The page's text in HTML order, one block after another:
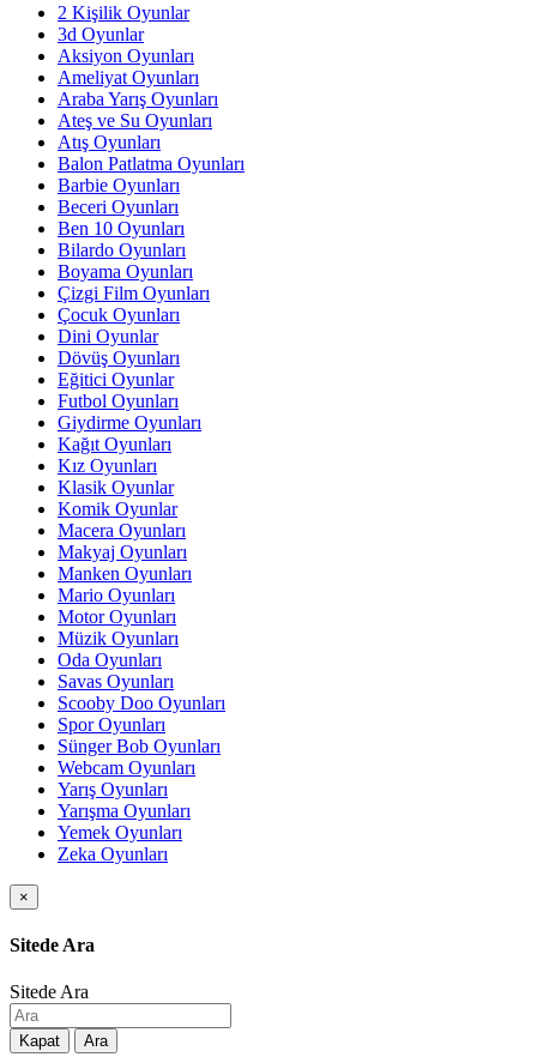
2 Kişilik Oyunlar
3d Oyunlar
Aksiyon Oyunları
Ameliyat Oyunları
Araba Yarış Oyunları
Ateş ve Su Oyunları
Atış Oyunları
Balon Patlatma Oyunları
Barbie Oyunları
Beceri Oyunları
Ben 10 Oyunları
Bilardo Oyunları
Boyama Oyunları
Çizgi Film Oyunları
Çocuk Oyunları
Dini Oyunlar
Dövüş Oyunları
Eğitici Oyunlar
Futbol Oyunları
Giydirme Oyunları
Kağıt Oyunları
Kız Oyunları
Klasik Oyunlar
Komik Oyunlar
Macera Oyunları
Makyaj Oyunları
Manken Oyunları
Mario Oyunları
Motor Oyunları
Müzik Oyunları
Oda Oyunları
Savas Oyunları
Scooby Doo Oyunları
Spor Oyunları
Sünger Bob Oyunları
Webcam Oyunları
Yarış Oyunları
Yarışma Oyunları
Yemek Oyunları
Zeka Oyunları
×
Sitede Ara
Sitede Ara
Kapat Ara